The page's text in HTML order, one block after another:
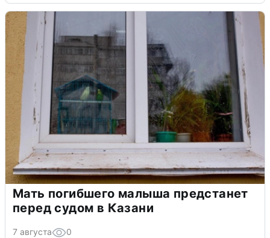
Мать погибшего малыша предстанет
перед судом в Казани
7 августа 0